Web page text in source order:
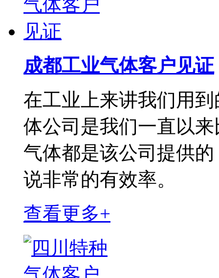
成都工业气体客户见证
在工业上来讲我们用
体公司是我们一直以
气体都是该公司提供
说非常的有效率。
查看更多+